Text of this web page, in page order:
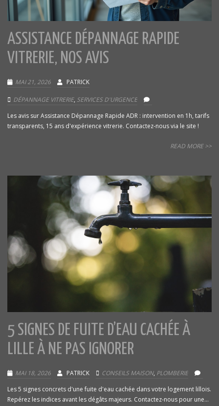
ASSISTANCE DÉPANNAGE RAPIDE
VITRERIE, NOS AVIS
MAI 21, 2026 PATRICK
DÉPANNAGE VITRERIE, SERVICES D'URGENCE
Les avis sur Assistance Dépannage Rapide ADR : intervention en 1h, tarifs
transparents, 15 ans d'expérience vitrerie. Contactez-nous via le site !
READ MORE >>
5 SIGNES DE FUITE D’EAU CACHÉE À
LILLE À NE PAS IGNORER
MAI 18, 2026 PATRICK CONSEILS MAISON, PLOMBERIE
Les 5 signes concrets d'une fuite d'eau cachée dans votre logement lillois.
Repérez les indices avant les dégâts majeurs. Contactez-nous pour une...